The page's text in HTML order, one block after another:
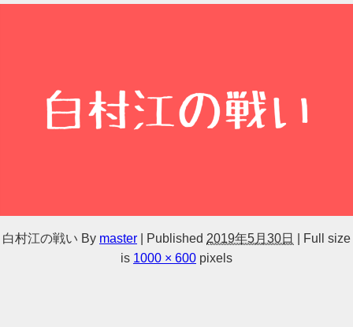
白村江の戦い By master Published 2019年5月30日
Full size
is 1000 × 600 pixels